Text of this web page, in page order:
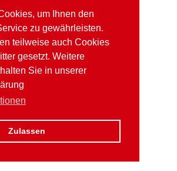
um Ihnen den
zu gewährleisten.
teilweise auch Cookies
gesetzt. Weitere
Sie in unserer
Zulassen